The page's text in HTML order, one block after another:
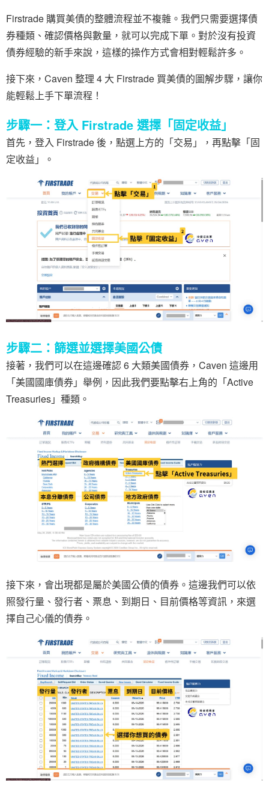
Firstrade 購買美債的整體流程並不複雜。我們只需要選擇債
券種類、確認價格與數量，就可以完成下單。對於沒有投資
債券經驗的新手來說，這樣的操作方式會相對輕鬆許多。
接下來，Caven 整理 4 大 Firstrade 買美債的圖解步驟，讓你
能輕鬆上手下單流程！
步驟一：登入 Firstrade 選擇「固定收益」
首先，登入 Firstrade 後，點選上方的「交易」，再點擊「固
定收益」。
步驟二：篩選並選擇美國公債
接著，我們可以在這邊確認 6 大類美國債券，Caven 這邊用
「美國國庫債券」舉例，因此我們要點擊右上角的「Active
Treasuries」種類。
接下來，會出現都是屬於美國公債的債券。這邊我們可以依
照發行量、發行者、票息、到期日、目前價格等資訊，來選
擇自己心儀的債券。